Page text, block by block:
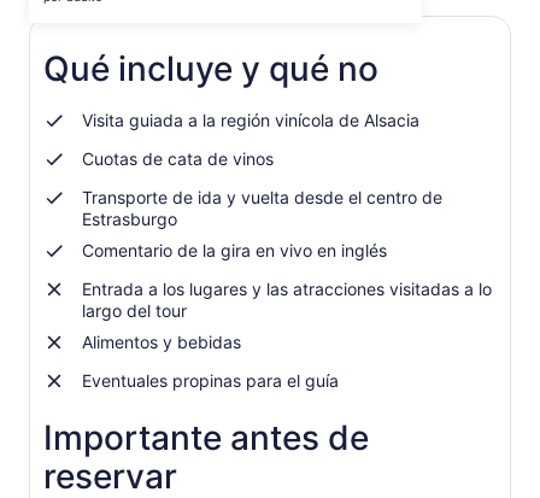
por
Qué incluye y qué no
Visita guiada a la región vinícola de Alsacia
Cuotas de cata de vinos
Transporte de ida y vuelta desde el centro de
Estrasburgo
Comentario de la gira en vivo en inglés
Entrada a los lugares y las atracciones visitadas a lo
largo del tour
Alimentos y bebidas
Eventuales propinas para el guía
Importante antes de
reservar